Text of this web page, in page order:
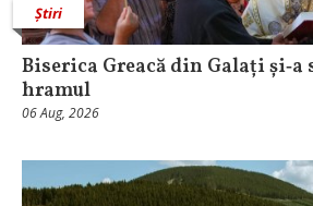
Știri
Biserica Greacă din Galați
hramul
06 Aug, 2026